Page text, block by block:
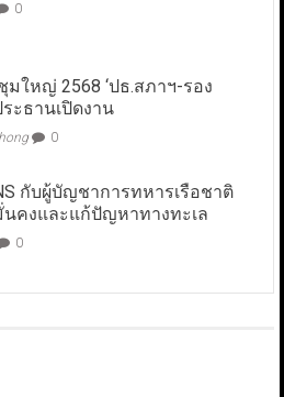
0
ใหญ่ 2568 ‘ปธ.สภาฯ-รอง
ระธานเปิดงาน
0
กับผู้บัญชาการทหารเรือชาติ
คงและแก้ปัญหาทางทะเล
0